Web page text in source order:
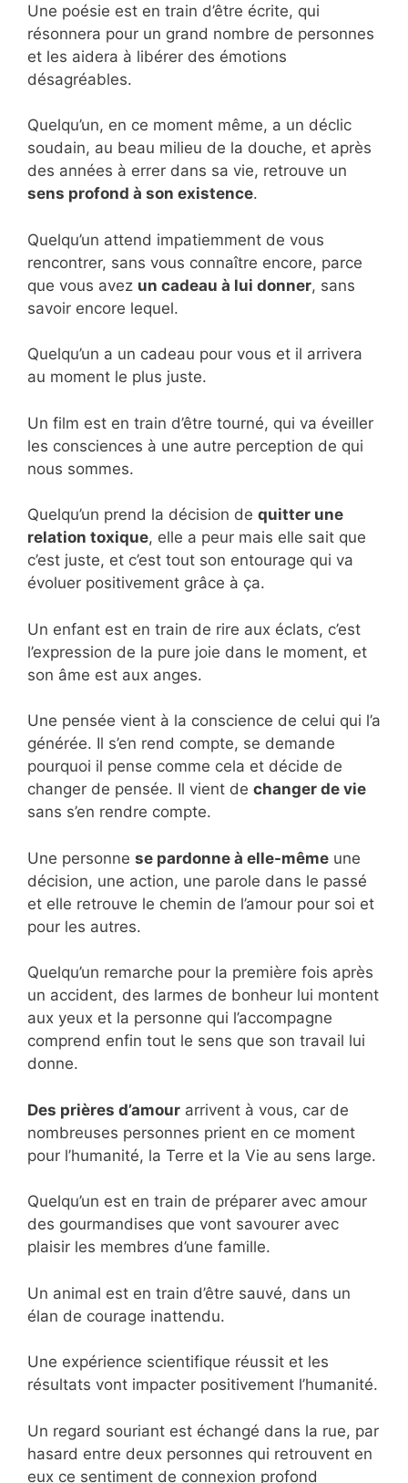
Une poésie est en train d’être écrite, qui
résonnera pour un grand nombre de personnes
et les aidera à libérer des émotions
désagréables.
Quelqu’un, en ce moment même, a un déclic
soudain, au beau milieu de la douche, et après
des années à errer dans sa vie, retrouve un
sens profond à son existence.
Quelqu’un attend impatiemment de vous
rencontrer, sans vous connaître encore, parce
que vous avez un cadeau à lui donner, sans
savoir encore lequel.
Quelqu’un a un cadeau pour vous et il arrivera
au moment le plus juste.
Un film est en train d’être tourné, qui va éveiller
les consciences à une autre perception de qui
nous sommes.
Quelqu’un prend la décision de quitter une
relation toxique, elle a peur mais elle sait que
c’est juste, et c’est tout son entourage qui va
évoluer positivement grâce à ça.
Un enfant est en train de rire aux éclats, c’est
l’expression de la pure joie dans le moment, et
son âme est aux anges.
Une pensée vient à la conscience de celui qui l’a
générée. Il s’en rend compte, se demande
pourquoi il pense comme cela et décide de
changer de pensée. Il vient de changer de vie
sans s’en rendre compte.
Une personne se pardonne à elle-même une
décision, une action, une parole dans le passé
et elle retrouve le chemin de l’amour pour soi et
pour les autres.
Quelqu’un remarche pour la première fois après
un accident, des larmes de bonheur lui montent
aux yeux et la personne qui l’accompagne
comprend enfin tout le sens que son travail lui
donne.
Des prières d’amour arrivent à vous, car de
nombreuses personnes prient en ce moment
pour l’humanité, la Terre et la Vie au sens large.
Quelqu’un est en train de préparer avec amour
des gourmandises que vont savourer avec
plaisir les membres d’une famille.
Un animal est en train d’être sauvé, dans un
élan de courage inattendu.
Une expérience scientifique réussit et les
résultats vont impacter positivement l’humanité.
Un regard souriant est échangé dans la rue, par
hasard entre deux personnes qui retrouvent en
eux ce sentiment de connexion profond